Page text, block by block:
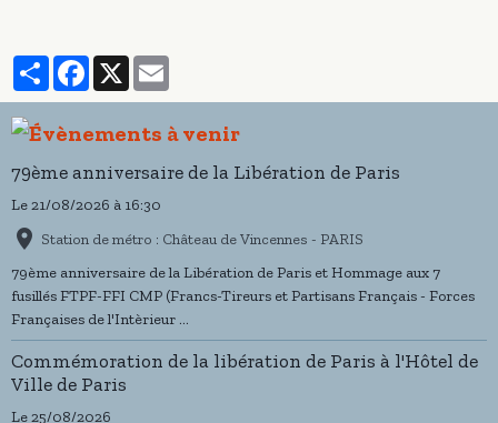
PartagerFacebook
X
79ème anniversaire de la Libération de Paris
Le 21/08/2026 à 16:30
Station de métro : Château de Vincennes - PARIS
79ème anniversaire de la Libération de Paris et Hommage aux 7
fusillés FTPF-FFI CMP (Francs-Tireurs et Partisans Français - Forces
Françaises de l'Intèrieur ...
Commémoration de la libération de Paris à l'Hôtel de
Ville de Paris
Le 25/08/2026